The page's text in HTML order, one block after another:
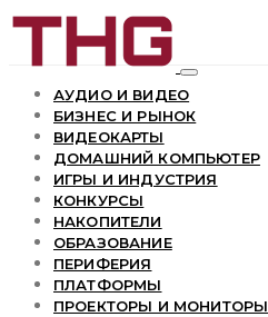
АУДИО И ВИДЕО
БИЗНЕС И РЫНОК
ВИДЕОКАРТЫ
ДОМАШНИЙ КОМПЬЮТЕР
ИГРЫ И ИНДУСТРИЯ
КОНКУРСЫ
НАКОПИТЕЛИ
ОБРАЗОВАНИЕ
ПЕРИФЕРИЯ
ПЛАТФОРМЫ
ПРОЕКТОРЫ И МОНИТОРЫ